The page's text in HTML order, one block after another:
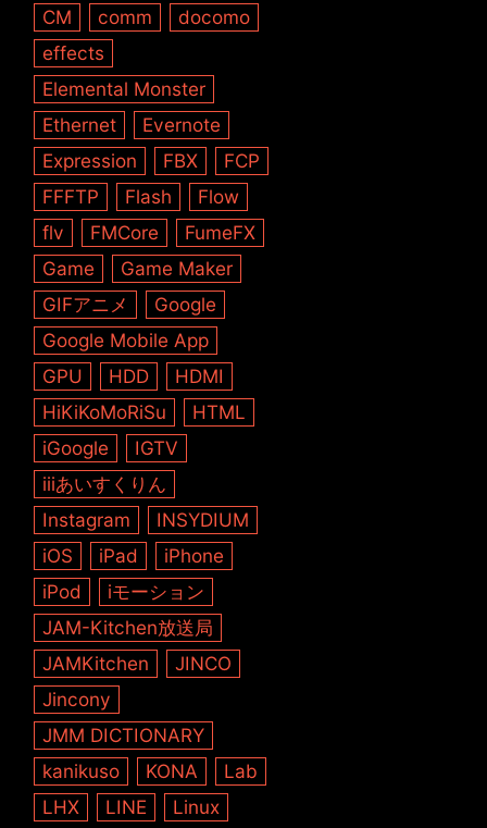
CM
comm
docomo
effects
Elemental Monster
Ethernet
Evernote
Expression
FBX
FCP
FFFTP
Flash
Flow
flv
FMCore
FumeFX
Game
Game Maker
GIFアニメ
Google
Google Mobile App
GPU
HDD
HDMI
HiKiKoMoRiSu
HTML
iGoogle
IGTV
iiiあいすくりん
Instagram
INSYDIUM
iOS
iPad
iPhone
iPod
iモーション
JAM-Kitchen放送局
JAMKitchen
JINCO
Jincony
JMM DICTIONARY
kanikuso
KONA
Lab
LHX
LINE
Linux